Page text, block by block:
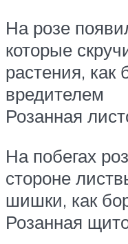
На розе
которые
растения, как
вредителем
Розанная
На побегах
стороне
шишки, как
Розанная